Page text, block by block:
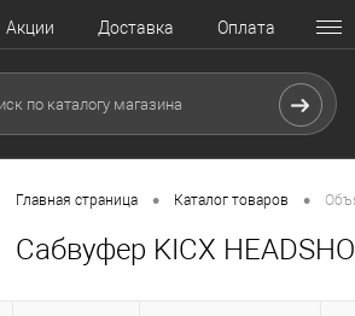
Акции Доставка Оплата
Главная страница • Каталог товаров •
Сабвуфер KICX